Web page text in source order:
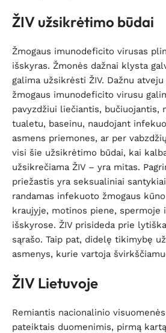
ŽIV užsikrėtimo būdai
Žmogaus imunodeficito virusas
išskyras. Žmonės dažnai klysta
galima užsikrėsti ŽIV. Dažnu
žmogaus imunodeficito virusu
pavyzdžiui liečiantis, bučiuojantis,
tualetu, baseinu, naudojant
asmens priemones, ar per
visi šie užsikrėtimo būdai, kai
užsikrečiama ŽIV – yra mitas.
priežastis yra seksualiniai
randamas infekuoto žmogaus
kraujyje, motinos piene, spermoje
išskyrose. ŽIV prisideda prie
sąrašo. Taip pat, didelę tikimybę
asmenys, kurie vartoja
ŽIV Lietuvoje
Remiantis nacionalinio
pateiktais duomenimis, pirmą